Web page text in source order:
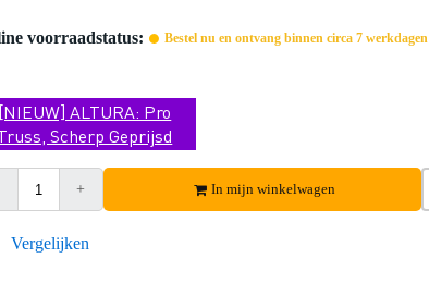
voorraadstatus: Bestel nu en ontvang binnen circa 7 werkdagen
[NIEUW] ALTURA: Pro
Scherp Geprijsd
+ In mijn winkelwagen
Vergelijken